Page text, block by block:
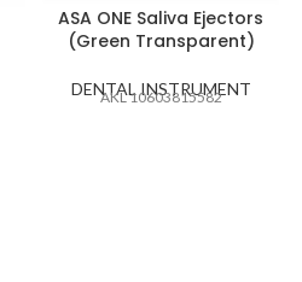
ASA ONE Saliva Ejectors
(Green Transparent)
DENTAL INSTRUMENT
AKL 10603815582